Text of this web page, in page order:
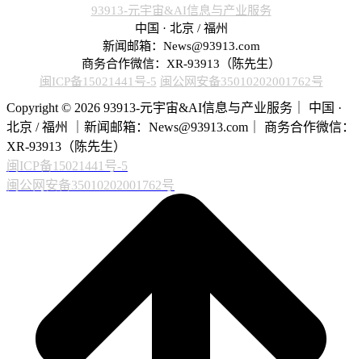
93913-元宇宙&AI信息与产业服务
中国 · 北京 / 福州
新闻邮箱：News@93913.com
商务合作微信：XR-93913（陈先生）
闽ICP备15021441号-5 闽公网安备35010202001762号
Copyright © 2026 93913-元宇宙&AI信息与产业服务｜ 中国 ·
北京 / 福州 ｜新闻邮箱：News@93913.com｜ 商务合作微信：
XR-93913（陈先生）
闽ICP备15021441号-5
闽公网安备35010202001762号